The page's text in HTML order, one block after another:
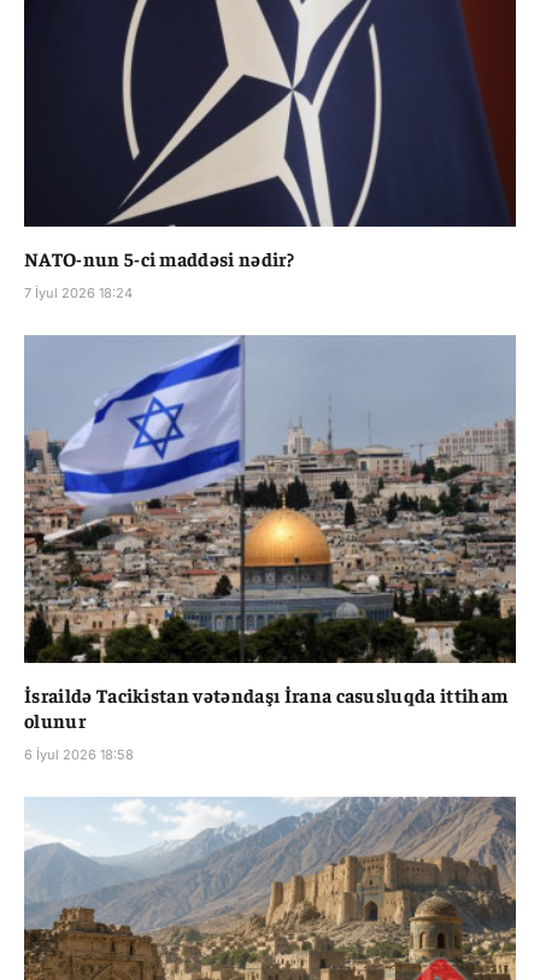
NATO-nun 5-ci maddəsi nədir?
7 İyul 2026 18:24
İsraildə Tacikistan vətəndaşı İrana casusluqda ittiham
olunur
6 İyul 2026 18:58